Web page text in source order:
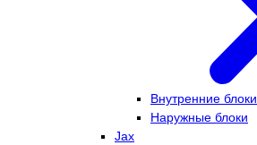
Внутренние блоки
Наружные блоки
Jax